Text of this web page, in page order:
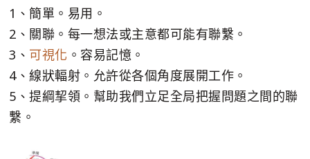
1、簡單。易用。
2、關聯。每一想法或主意都可能有聯繫。
3、 可視化 。容易記憶。
4、線狀輻射。允許從各個角度展開工作。
5、提綱挈領。幫助我們立足全局把握問題之間的聯
繫。